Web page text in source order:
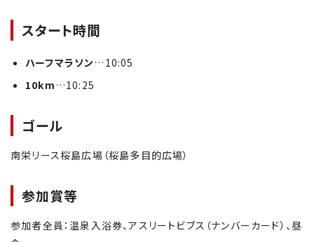
スタート時間
ハーフマラソン…10:05
10km…10:25
ゴール
南栄リース桜島広場（桜島多目的広場）
参加賞等
参加者全員：温泉入浴券、アスリートビブス（ナンバーカード）、昼